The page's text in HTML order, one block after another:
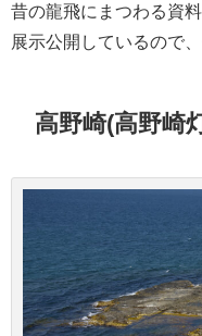
昔の龍飛にまつわる資
展示公開しているので
高野崎(高野崎